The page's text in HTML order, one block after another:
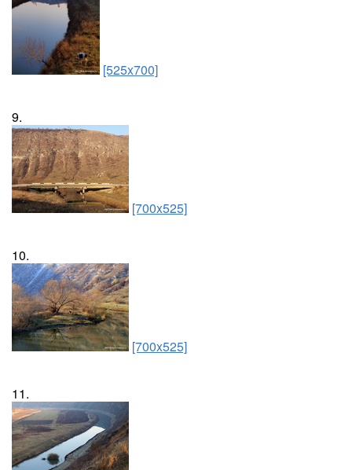
[525x700]
9.
[700x525]
10.
[700x525]
11.